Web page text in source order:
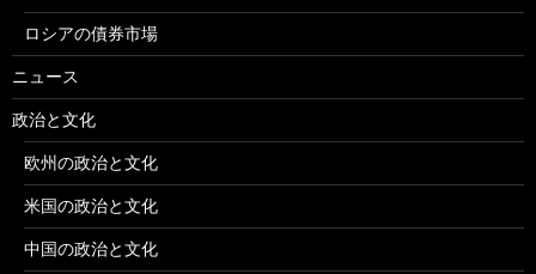
ロシアの債券市場
ニュース
政治と文化
欧州の政治と文化
米国の政治と文化
中国の政治と文化